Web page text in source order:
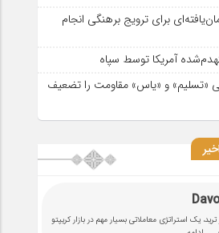
برای ترویج برهنگی انجام
آمریکا توسط سپاه
«تسلیم» و «یاس» مقاومت را تضعیف
ترید، یک استراتژی معاملاتی بسیار مهم در بازار کریپتو